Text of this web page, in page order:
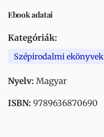
Ebook adatai
Kategóriák:
Szépirodalmi ekönyvek
Nyelv: Magyar
ISBN: 9789636870690